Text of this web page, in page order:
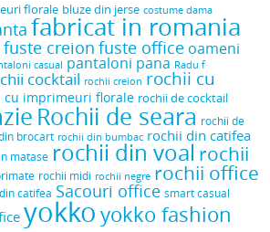
florale bluze din jerse costume dama
fabricat in romania
fuste creion fuste office oameni
casual pantaloni pana Radu f
cocktail rochii creion rochii cu
cu imprimeuri florale rochii de cocktail
Rochii de seara rochii de
brocart rochii din bumbac rochii din catifea
matase rochii din voal rochii
rochii midi rochii negre rochii office
catifea Sacouri office smart casual
yokko yokko fashion